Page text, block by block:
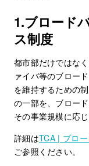
1.ブロード
ス制度
都市部だけではな
ァイバ等のブロー
を維持するための
の一部を、ブロー
その事業規模に応
詳細はTCA | ブロ
ご参照ください。